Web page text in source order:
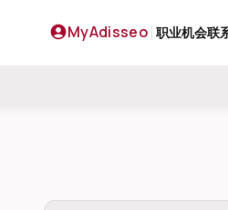
MyAdisseo 职业机会联